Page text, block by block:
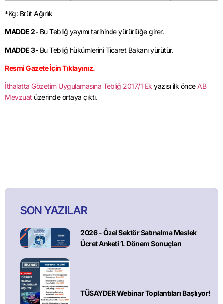
*Kg: Brüt Ağırlık
MADDE 2- Bu Tebliğ yayımı tarihinde yürürlüğe girer.
MADDE 3- Bu Tebliğ hükümlerini Ticaret Bakanı yürütür.
Resmi Gazete İçin Tıklayınız.
İthalatta Gözetim Uygulamasına Tebliğ 2017/1 Ek yazısı ilk önce AB
Mevzuat üzerinde ortaya çıktı.
SON YAZILAR
2026 - Özel Sektör Satınalma Meslek
Ücret Anketi 1. Dönem Sonuçları
TÜSAYDER Webinar Toplantıları Başlıyor!